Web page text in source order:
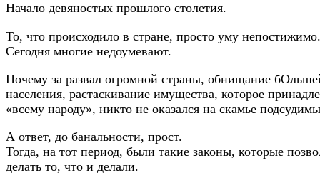
Начало девяностых прошлого столетия.
То, что происходило в стране, просто уму непостижимо.
Сегодня многие недоумевают.
Почему за развал огромной страны, обнищание
населения, растаскивание имущества, которое
«всему народу», никто не оказался на скамье
А ответ, до банальности, прост.
Тогда, на тот период, были такие законы, которые
делать то, что и делали.